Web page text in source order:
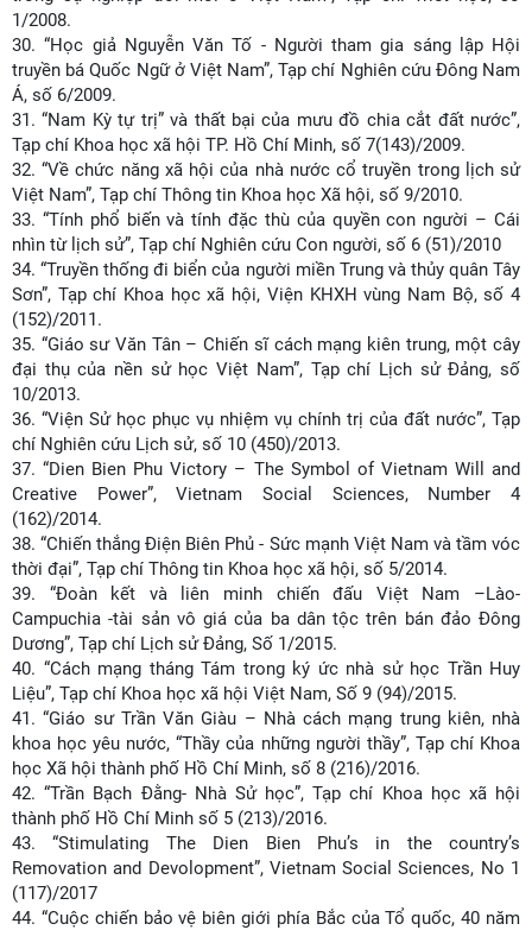
1/2008.
30. “Học giả Nguyễn Văn Tố - Người tham gia sáng lập Hội
truyền bá Quốc Ngữ ở Việt Nam”, Tạp chí Nghiên cứu Đông Nam
Á, số 6/2009.
31. “Nam Kỳ tự trị” và thất bại của mưu đồ chia cắt đất nước”,
Tạp chí Khoa học xã hội TP. Hồ Chí Minh, số 7(143)/2009.
32. “Về chức năng xã hội của nhà nước cổ truyền trong lịch sử
Việt Nam”, Tạp chí Thông tin Khoa học Xã hội, số 9/2010.
33. “Tính phổ biến và tính đặc thù của quyền con người – Cái
nhìn từ lịch sử”, Tạp chí Nghiên cứu Con người, số 6 (51)/2010
34. “Truyền thống đi biển của người miền Trung và thủy quân Tây
Sơn”, Tạp chí Khoa học xã hội, Viện KHXH vùng Nam Bộ, số 4
(152)/2011.
35. “Giáo sư Văn Tân – Chiến sĩ cách mạng kiên trung, một cây
đại thụ của nền sử học Việt Nam”, Tạp chí Lịch sử Đảng, số
10/2013.
36. “Viện Sử học phục vụ nhiệm vụ chính trị của đất nước”, Tạp
chí Nghiên cứu Lịch sử, số 10 (450)/2013.
37. “Dien Bien Phu Victory – The Symbol of Vietnam Will and
Creative Power”, Vietnam Social Sciences, Number 4
(162)/2014.
38. “Chiến thắng Điện Biên Phủ - Sức mạnh Việt Nam và tầm vóc
thời đại”, Tạp chí Thông tin Khoa học xã hội, số 5/2014.
39.
“Đoàn kết và liên minh chiến đấu Việt Nam –Lào-
Campuchia -tài sản vô giá của ba dân tộc trên bán đảo Đông
Dương”, Tạp chí Lịch sử Đảng, Số 1/2015.
40. “Cách mạng tháng Tám trong ký ức nhà sử học Trần Huy
Liệu”, Tạp chí Khoa học xã hội Việt Nam, Số 9 (94)/2015.
41. “Giáo sư Trần Văn Giàu – Nhà cách mạng trung kiên, nhà
khoa học yêu nước, “Thầy của những người thầy”, Tạp chí Khoa
học Xã hội thành phố Hồ Chí Minh, số 8 (216)/2016.
42. “Trần Bạch Đằng- Nhà Sử học”, Tạp chí Khoa học xã hội
thành phố Hồ Chí Minh số 5 (213)/2016.
43.
“Stimulating The Dien Bien Phu’s in the country’s
Removation and Devolopment”, Vietnam Social Sciences, No 1
(117)/2017
44. “Cuộc chiến bảo vệ biên giới phía Bắc của Tổ quốc, 40 năm